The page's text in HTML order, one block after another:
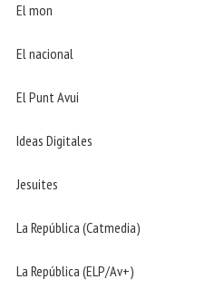
El mon
El nacional
El Punt Avui
Ideas Digitales
Jesuites
La República (Catmedia)
La República (ELP/Av+)